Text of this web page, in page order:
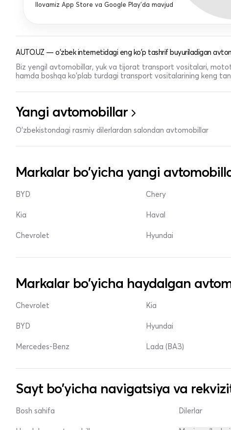
Ilovamiz App Store va Google Play'da mavjud
AUTO.UZ — o'zbek internetidagi eng ko'p tashrif buyuriladigan
Biz yengil avtomobillar, yuk va tijorat transport vositalari,
hamda boshqa ko'plab turdagi transport vositalarining keng
Yangi avtomobillar
O'zbekistondagi rasmiy dilerlardan salondan avtomobillar
Markalar bo'yicha yangi
BYD
Kia
Chevrolet
Chery
Haval
Hyundai
Markalar bo'yicha haydalgan
Chevrolet
BYD
Mercedes-Benz
Kia
Hyundai
Lada (ВАЗ)
Sayt bo'yicha navigatsiya va
Bosh sahifa Dilerlar